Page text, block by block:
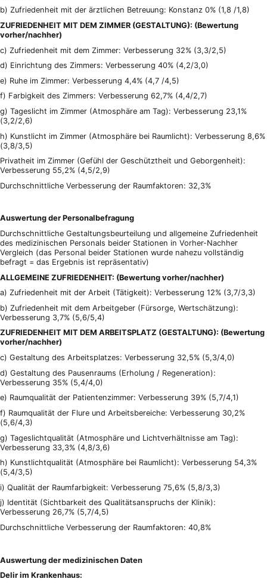
b) Zufriedenheit mit der ärztlichen Betreuung: Konstanz 0% (1,8 /1,8)
ZUFRIEDENHEIT MIT DEM ZIMMER (GESTALTUNG): (Bewertung
vorher/nachher)
c) Zufriedenheit mit dem Zimmer: Verbesserung 32% (3,3/2,5)
d) Einrichtung des Zimmers: Verbesserung 40% (4,2/3,0)
e) Ruhe im Zimmer: Verbesserung 4,4% (4,7 /4,5)
f) Farbigkeit des Zimmers: Verbesserung 62,7% (4,4/2,7)
g) Tageslicht im Zimmer (Atmosphäre am Tag): Verbesserung 23,1%
(3,2/2,6)
h) Kunstlicht im Zimmer (Atmosphäre bei Raumlicht): Verbesserung 8,6%
(3,8/3,5)
Privatheit im Zimmer (Gefühl der Geschütztheit und Geborgenheit):
Verbesserung 55,2% (4,5/2,9)
Durchschnittliche Verbesserung der Raumfaktoren: 32,3%
Auswertung der Personalbefragung
Durchschnittliche Gestaltungsbeurteilung und allgemeine Zufriedenheit
des medizinischen Personals beider Stationen in Vorher-Nachher
Vergleich (das Personal beider Stationen wurde nahezu vollständig
befragt = das Ergebnis ist repräsentativ)
ALLGEMEINE ZUFRIEDENHEIT: (Bewertung vorher/nachher)
a) Zufriedenheit mit der Arbeit (Tätigkeit): Verbesserung 12% (3,7/3,3)
b) Zufriedenheit mit dem Arbeitgeber (Fürsorge, Wertschätzung):
Verbesserung 3,7% (5,6/5,4)
ZUFRIEDENHEIT MIT DEM ARBEITSPLATZ (GESTALTUNG): (Bewertung
vorher/nachher)
c) Gestaltung des Arbeitsplatzes: Verbesserung 32,5% (5,3/4,0)
d) Gestaltung des Pausenraums (Erholung / Regeneration):
Verbesserung 35% (5,4/4,0)
e) Raumqualität der Patientenzimmer: Verbesserung 39% (5,7/4,1)
f) Raumqualität der Flure und Arbeitsbereiche: Verbesserung 30,2%
(5,6/4,3)
g) Tageslichtqualität (Atmosphäre und Lichtverhältnisse am Tag):
Verbesserung 33,3% (4,8/3,6)
h) Kunstlichtqualität (Atmosphäre bei Raumlicht): Verbesserung 54,3%
(5,4/3,5)
i) Qualität der Raumfarbigkeit: Verbesserung 75,6% (5,8/3,3)
j) Identität (Sichtbarkeit des Qualitätsanspruchs der Klinik):
Verbesserung 26,7% (5,7/4,5)
Durchschnittliche Verbesserung der Raumfaktoren: 40,8%
Auswertung der medizinischen Daten
Delir im Krankenhaus: